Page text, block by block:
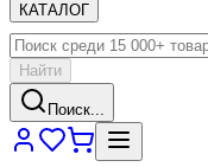
КАТАЛОГ
Найти
Поиск...